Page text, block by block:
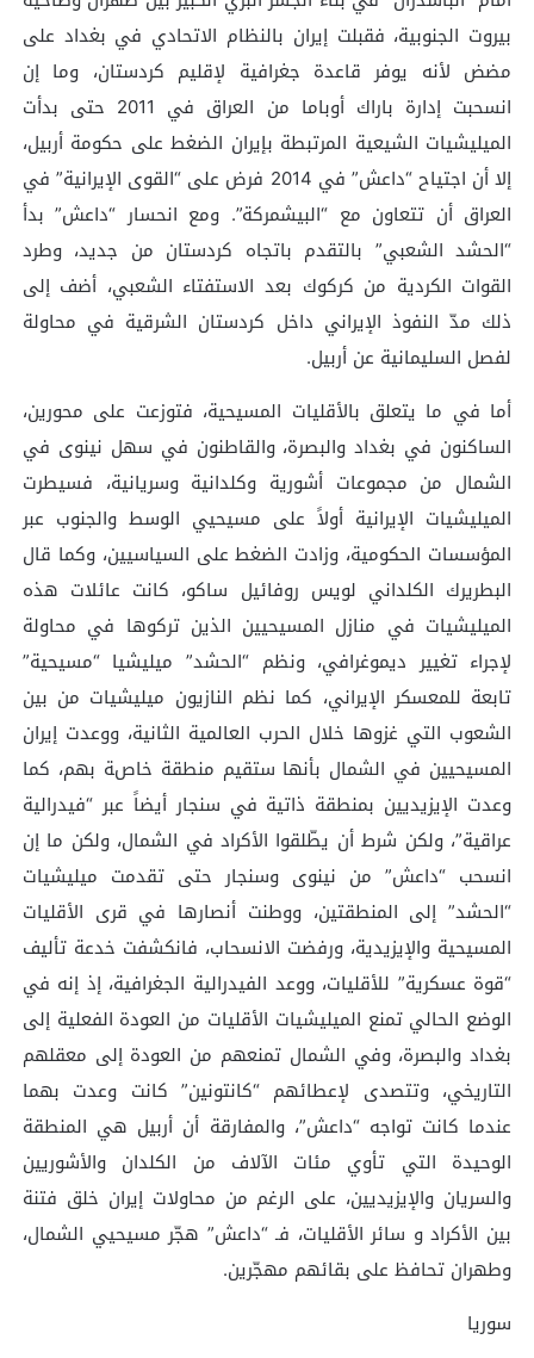
بيروت الجنوبية، فقبلت إيران بالنظام الاتحادي في بغداد على
مضض لأنه يوفر قاعدة جغرافية لإقليم كردستان، وما إن
انسحبت إدارة باراك أوباما من العراق في 2011 حتى بدأت
الميليشيات الشيعية المرتبطة بإيران الضغط على حكومة أربيل،
إلا أن اجتياح “داعش” في 2014 فرض على “القوى الإيرانية” في
العراق أن تتعاون مع “البيشمركة”. ومع انحسار “داعش” بدأ
“الحشد الشعبي” بالتقدم باتجاه كردستان من جديد، وطرد
القوات الكردية من كركوك بعد الاستفتاء الشعبي، أضف إلى
ذلك مدّ النفوذ الإيراني داخل كردستان الشرقية في محاولة
لفصل السليمانية عن أربيل.
أما في ما يتعلق بالأقليات المسيحية، فتوزعت على محورين،
الساكنون في بغداد والبصرة، والقاطنون في سهل نينوى في
الشمال من مجموعات أشورية وكلدانية وسريانية، فسيطرت
الميليشيات الإيرانية أولاً على مسيحيي الوسط والجنوب عبر
المؤسسات الحكومية، وزادت الضغط على السياسيين، وكما قال
البطريرك الكلداني لويس روفائيل ساكو، كانت عائلات هذه
الميليشيات في منازل المسيحيين الذين تركوها في محاولة
لإجراء تغيير ديموغرافي، ونظم “الحشد” ميليشيا “مسيحية”
تابعة للمعسكر الإيراني، كما نظم النازيون ميليشيات من بين
الشعوب التي غزوها خلال الحرب العالمية الثانية، ووعدت إيران
المسيحيين في الشمال بأنها ستقيم منطقة خاصة بهم، كما
وعدت الإيزيديين بمنطقة ذاتية في سنجار أيضاً عبر “فيدرالية
عراقية”، ولكن شرط أن يطّلقوا الأكراد في الشمال، ولكن ما إن
انسحب “داعش” من نينوى وسنجار حتى تقدمت ميليشيات
“الحشد” إلى المنطقتين، ووطنت أنصارها في قرى الأقليات
المسيحية والإيزيدية، ورفضت الانسحاب، فانكشفت خدعة تأليف
“قوة عسكرية” للأقليات، ووعد الفيدرالية الجغرافية، إذ إنه في
الوضع الحالي تمنع الميليشيات الأقليات من العودة الفعلية إلى
بغداد والبصرة، وفي الشمال تمنعهم من العودة إلى معقلهم
التاريخي، وتتصدى لإعطائهم “كانتونين” كانت وعدت بهما
عندما كانت تواجه “داعش”، والمفارقة أن أربيل هي المنطقة
الوحيدة التي تأوي مئات الآلاف من الكلدان والأشوريين
والسريان والإيزيديين، على الرغم من محاولات إيران خلق فتنة
بين الأكراد و سائر الأقليات، فـ “داعش” هجّر مسيحيي الشمال،
وطهران تحافظ على بقائهم مهجّرين.
سوريا